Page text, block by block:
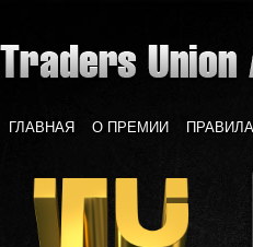
ГЛАВНАЯ О ПРЕМИИ